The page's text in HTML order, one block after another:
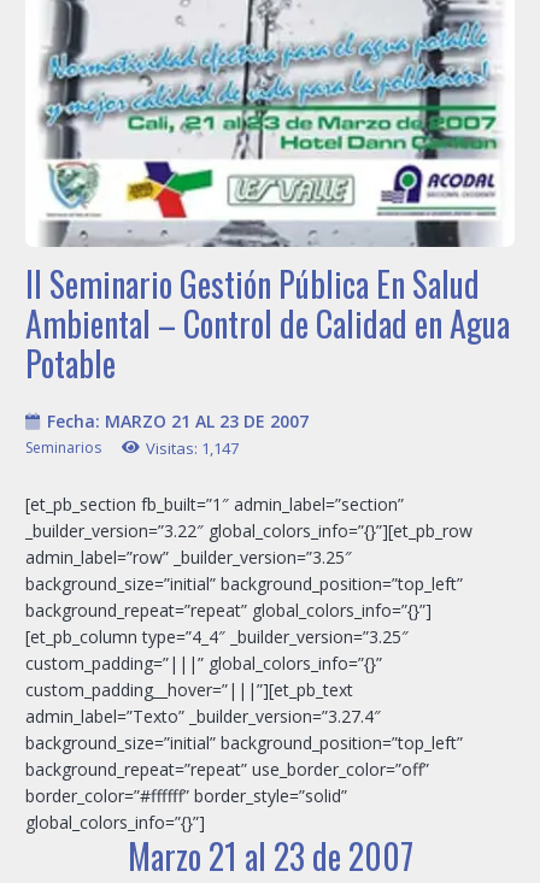
II Seminario Gestión Pública En Salud
Ambiental – Control de Calidad en Agua
Potable
Fecha: MARZO 21 AL 23 DE 2007
Seminarios Visitas: 1,147
[et_pb_section fb_built=”1″ admin_label=”section”
_builder_version=”3.22″ global_colors_info=”{}”][et_pb_row
admin_label=”row” _builder_version=”3.25″
background_size=”initial” background_position=”top_left”
background_repeat=”repeat” global_colors_info=”{}”]
[et_pb_column type=”4_4″ _builder_version=”3.25″
custom_padding=”|||” global_colors_info=”{}”
custom_padding__hover=”|||”][et_pb_text
admin_label=”Texto” _builder_version=”3.27.4″
background_size=”initial” background_position=”top_left”
background_repeat=”repeat” use_border_color=”off”
border_color=”#ffffff” border_style=”solid”
global_colors_info=”{}”]
Marzo 21 al 23 de 2007